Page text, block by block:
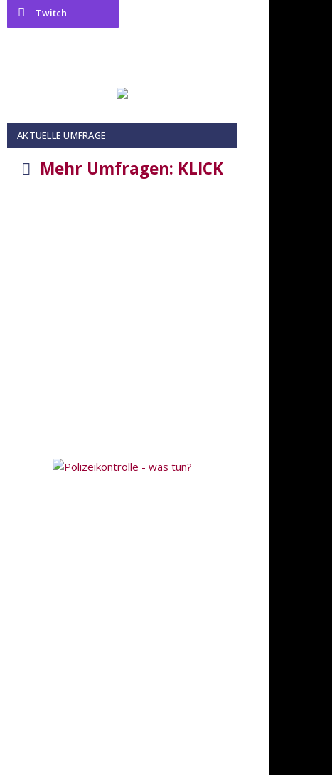
Twitch
AKTUELLE UMFRAGE
Mehr Umfragen: KLICK